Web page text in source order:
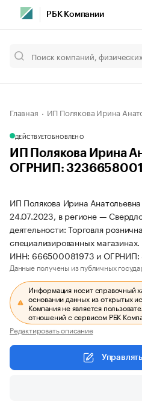
РБК Компании
Главная ИП Полякова Ирина
ДЕЙСТВУЕТОБНОВЛЕНО
ИП Полякова Ирина
ОГРНИП:
ИП Полякова Ирина
24.07.2023, в регионе —
деятельности: Торговля
специализированных
ИНН: 666500081973 и ОГРНИП:
Данные получены из публичных
Информация носит справочный
основании данных из открытых
Компания не является
отношений с сервисом РБК
Редактировать описание